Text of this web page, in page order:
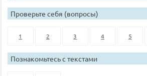
Проверьте себя (вопросы)
1 2 3 4 5
Познакомьтесь с текстами